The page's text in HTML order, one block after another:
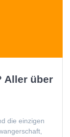
Aller über
die einzigen